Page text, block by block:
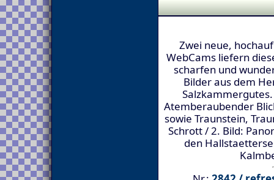
Zwei neue,
WebCams liefern
scharfen und
Bilder aus dem
Atemberaubender
sowie Traunstein,
Schrott / 2. Bild:
den